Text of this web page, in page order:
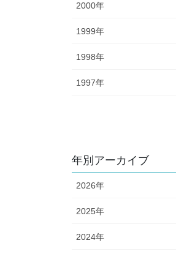
2000年
1999年
1998年
1997年
年別アーカイブ
2026年
2025年
2024年